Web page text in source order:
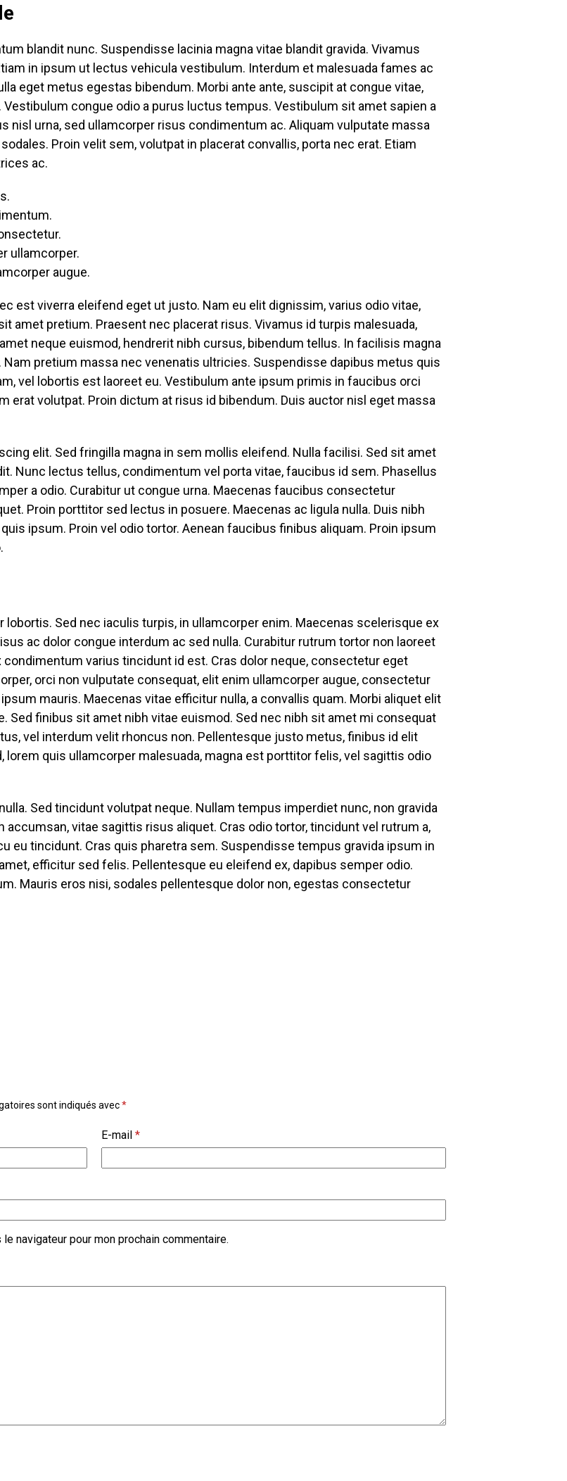
blandit nunc. Suspendisse lacinia magna vitae blandit gravida. Vivamus
in ipsum ut lectus vehicula vestibulum. Interdum et malesuada fames ac
eget metus egestas bibendum. Morbi ante ante, suscipit at congue vitae,
congue odio a purus luctus tempus. Vestibulum sit amet sapien a
nisl urna, sed ullamcorper risus condimentum ac. Aliquam vulputate massa
Proin velit sem, volutpat in placerat convallis, porta nec erat. Etiam
ac.
ullamcorper.
augue.
est viverra eleifend eget ut justo. Nam eu elit dignissim, varius odio vitae,
amet pretium. Praesent nec placerat risus. Vivamus id turpis malesuada,
neque euismod, hendrerit nibh cursus, bibendum tellus. In facilisis magna
pretium massa nec venenatis ultricies. Suspendisse dapibus metus quis
vel lobortis est laoreet eu. Vestibulum ante ipsum primis in faucibus orci
erat volutpat. Proin dictum at risus id bibendum. Duis auctor nisl eget massa
elit. Sed fringilla magna in sem mollis eleifend. Nulla facilisi. Sed sit amet
Nunc lectus tellus, condimentum vel porta vitae, faucibus id sem. Phasellus
a odio. Curabitur ut congue urna. Maecenas faucibus consectetur
Proin porttitor sed lectus in posuere. Maecenas ac ligula nulla. Duis nibh
ipsum. Proin vel odio tortor. Aenean faucibus finibus aliquam. Proin ipsum
Sed nec iaculis turpis, in ullamcorper enim. Maecenas scelerisque ex
ac dolor congue interdum ac sed nulla. Curabitur rutrum tortor non laoreet
varius tincidunt id est. Cras dolor neque, consectetur eget
orci non vulputate consequat, elit enim ullamcorper augue, consectetur
mauris. Maecenas vitae efficitur nulla, a convallis quam. Morbi aliquet elit
Sed finibus sit amet nibh vitae euismod. Sed nec nibh sit amet mi consequat
vel interdum velit rhoncus non. Pellentesque justo metus, finibus id elit
lorem quis ullamcorper malesuada, magna est porttitor felis, vel sagittis odio
Sed tincidunt volutpat neque. Nullam tempus imperdiet nunc, non gravida
vitae sagittis risus aliquet. Cras odio tortor, tincidunt vel rutrum a,
eu tincidunt. Cras quis pharetra sem. Suspendisse tempus gravida ipsum in
efficitur sed felis. Pellentesque eu eleifend ex, dapibus semper odio.
Mauris eros nisi, sodales pellentesque dolor non, egestas consectetur
sont indiqués avec*
E-mail *
navigateur pour mon prochain commentaire.